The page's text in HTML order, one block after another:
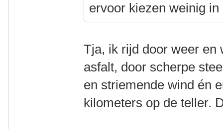
ervoor kiezen weinig
Tja, ik rijd door weer en
asfalt, door scherpe
en striemende wind én
kilometers op de teller.